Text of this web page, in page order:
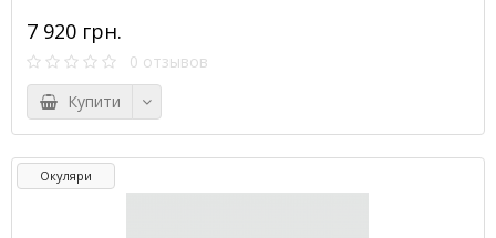
7 920 грн.
0 отзывов
Купити
Окуляри